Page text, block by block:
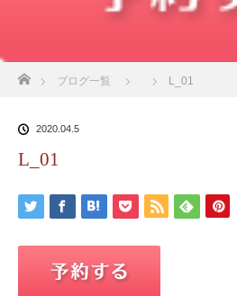
ブログ一覧 L_01
2020.04.5
L_01